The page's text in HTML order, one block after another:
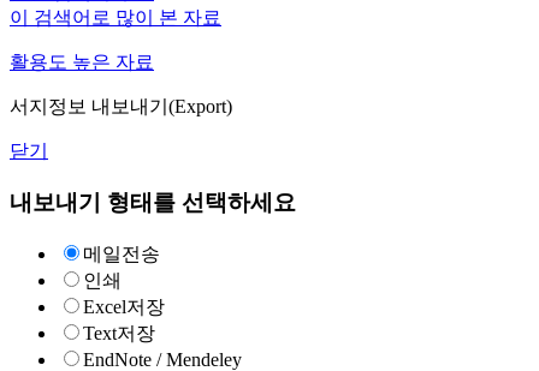
이 검색어로 많이 본 자료
활용도 높은 자료
서지정보 내보내기(Export)
닫기
내보내기 형태를 선택하세요
메일전송
인쇄
Excel저장
Text저장
EndNote / Mendeley